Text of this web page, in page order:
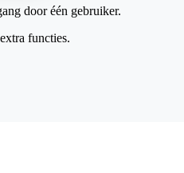
door één gebruiker.
functies.